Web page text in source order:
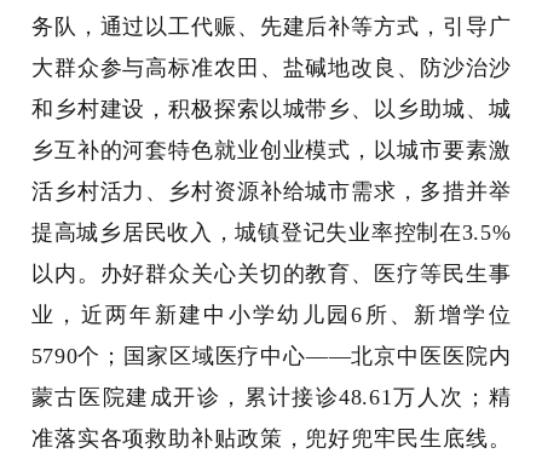
务队，通过以工代赈、先建后补等方式，引导广
大群众参与高标准农田、盐碱地改良、防沙治沙
和乡村建设，积极探索以城带乡、以乡助城、城
乡互补的河套特色就业创业模式，以城市要素激
活乡村活力、乡村资源补给城市需求，多措并举
提高城乡居民收入，城镇登记失业率控制在3.5%
以内。办好群众关心关切的教育、医疗等民生事
业，近两年新建中小学幼儿园6所、新增学位
5790个；国家区域医疗中心——北京中医医院内
蒙古医院建成开诊，累计接诊48.61万人次；精
准落实各项救助补贴政策，兜好兜牢民生底线。